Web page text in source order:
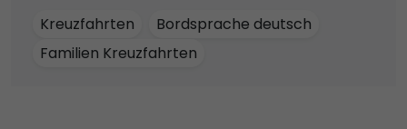
Kreuzfahrten
Bordsprache deutsch
Familien Kreuzfahrten